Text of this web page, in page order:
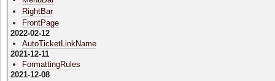
RightBar
FrontPage
2022-02-12
AutoTicketLinkName
2021-12-11
FormattingRules
2021-12-08